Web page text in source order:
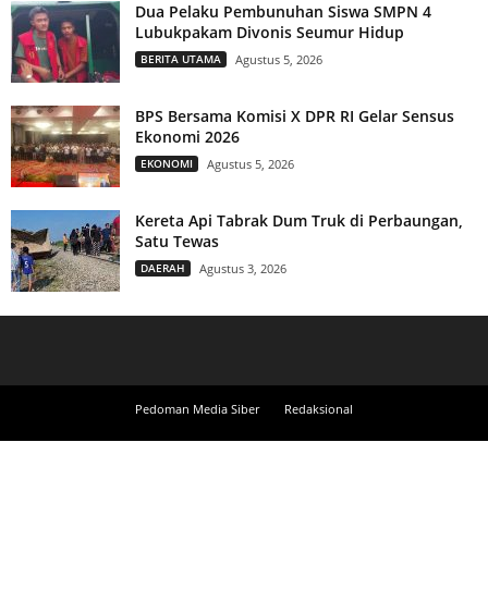
Dua Pelaku Pembunuhan Siswa SMPN 4
Lubukpakam Divonis Seumur Hidup
BERITA UTAMA Agustus 5, 2026
BPS Bersama Komisi X DPR RI Gelar Sensus
Ekonomi 2026
EKONOMI Agustus 5, 2026
Kereta Api Tabrak Dum Truk di Perbaungan,
Satu Tewas
DAERAH Agustus 3, 2026
Pedoman Media Siber Redaksional